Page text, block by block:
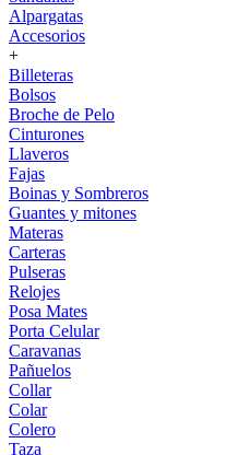
Alpargatas
Accesorios
+
Billeteras
Bolsos
Broche de Pelo
Cinturones
Llaveros
Fajas
Boinas y Sombreros
Guantes y mitones
Materas
Carteras
Pulseras
Relojes
Posa Mates
Porta Celular
Caravanas
Pañuelos
Collar
Colar
Colero
Taza